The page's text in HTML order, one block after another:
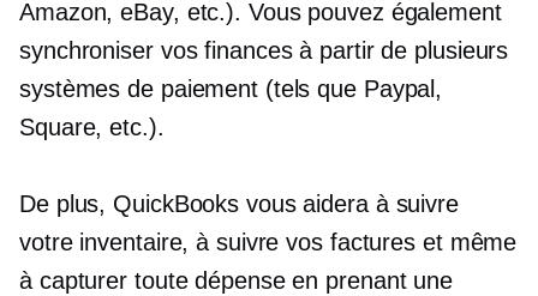
Amazon, eBay, etc.). Vous pouvez également
synchroniser vos finances à partir de plusieurs
systèmes de paiement (tels que Paypal,
Square, etc.).
De plus, QuickBooks vous aidera à suivre
votre inventaire, à suivre vos factures et même
à capturer toute dépense en prenant une